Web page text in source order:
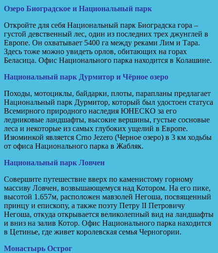
Озеро Биоградское и Национальный парк
Откройте для себя Национальный парк Биоградска гора –
густой девственный лес, один из последних трех джунглей в
Европе. Он охватывает 5400 га между реками Лим и Тара.
Здесь тоже можно увидеть орлов, обитающих на горах
Беласица. Офис Национального парка находится в Колашине.
Национальный парк Дурмитор и Чёрное озеро
Походы, мотоциклы, байдарки, плоты, парапланы предлагает
Национальный парк Дурмитор, который был удостоен статуса
Всемирного природного наследия ЮНЕСКО за его
ледниковые ландшафты, высокие вершины, густые сосновые
леса и некоторые из самых глубоких ущелий в Европе.
Изюминкой является Crno Jezero (Черное озеро) в 3 км ходьбы
от офиса Национального парка в Жабляк.
Национальный парк Ловчен
Совершите путешествие вверх по каменистому горному
массиву Ловчен, возвышающемуся над Котором. На его пике,
высотой 1.657м, расположен мавзолей Негоша, посвященный
принцу и епископу, а также поэту Петру II Петровичу
Негоша, откуда открывается великолепный вид на ландшафты
и вниз на залив Котор. Офис Национального парка находится
в Цетинье, где живет королевская семья Черногории.
Монастырь Острог